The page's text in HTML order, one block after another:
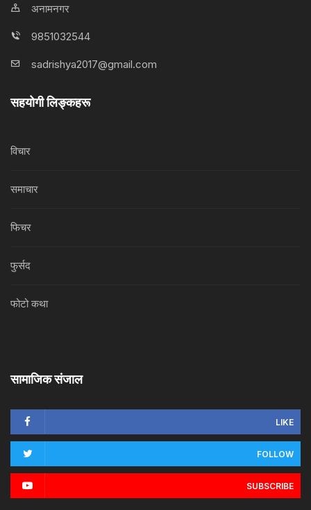
अनामनगर
9851032544
sadrishya2017@gmail.com
सहयोगी लिङ्कहरू
विचार
समाचार
फिचर
फुर्सद
फोटो कथा
सामाजिक संजाल
LIKE
FOLLOW
SUBSCRIBE